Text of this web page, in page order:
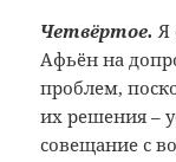
Четвёртое. Я
Афьён на
проблем,
их решения –
совещание с